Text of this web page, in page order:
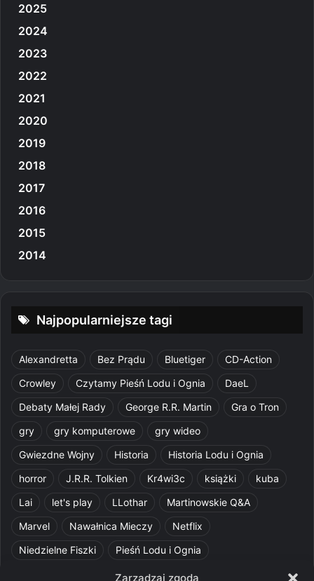
Zarządzaj zgodą
2025
2024
2023
2022
2021
2020
2019
2018
2017
2016
2015
2014
Najpopularniejsze tagi
Alexandretta Bez Prądu Bluetiger
CD-Action
Crowley
Czytamy Pieśń Lodu i Ognia
DaeL
Debaty Małej Rady
George R.R. Martin
Gra o Tron
gry
gry komputerowe
gry wideo
Gwiezdne Wojny
Historia
Historia Lodu i Ognia
horror
J.R.R. Tolkien Kr4wi3c książki
kuba
Lai
let's play LLothar
Martinowskie Q&A
Marvel
Nawałnica Mieczy
Netflix
Niedzielne Fiszki
Pieśń Lodu i Ognia
Pquelim Pytania do maesterów